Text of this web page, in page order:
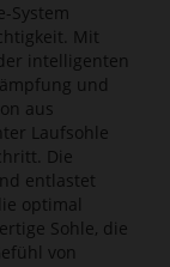
System
Mit
intelligenten
und
aus
Laufsohle
Die
entlastet
optimal
Sohle, die
von